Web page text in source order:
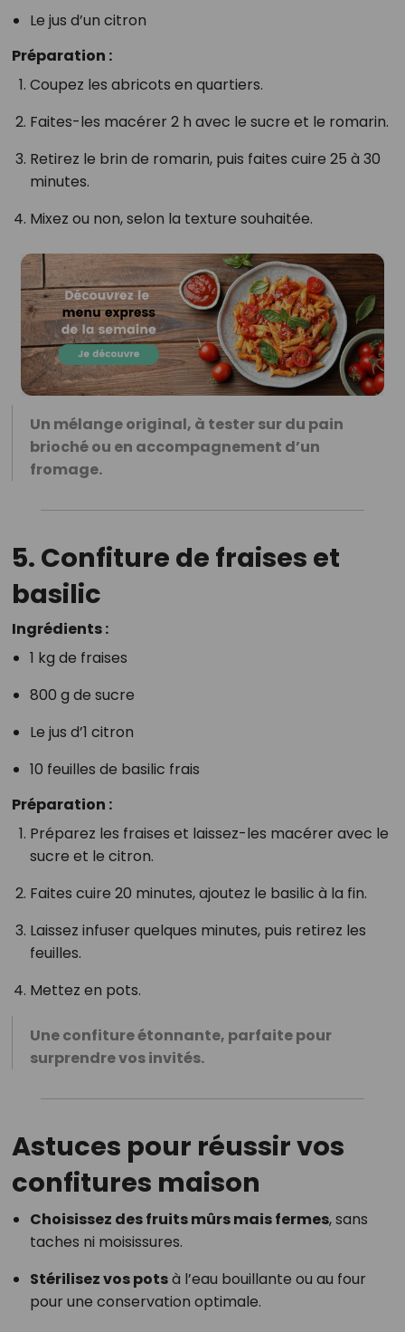
Le jus d’un citron
Préparation :
Coupez les abricots en quartiers.
Faites-les macérer 2 h avec le sucre et le romarin.
Retirez le brin de romarin, puis faites cuire 25 à 30
minutes.
Mixez ou non, selon la texture souhaitée.
Un mélange original, à tester sur du pain
brioché ou en accompagnement d’un
fromage.
5. Confiture de fraises et
basilic
Ingrédients :
1 kg de fraises
800 g de sucre
Le jus d’1 citron
10 feuilles de basilic frais
Préparation :
Préparez les fraises et laissez-les macérer avec le
sucre et le citron.
Faites cuire 20 minutes, ajoutez le basilic à la fin.
Laissez infuser quelques minutes, puis retirez les
feuilles.
Mettez en pots.
Une confiture étonnante, parfaite pour
surprendre vos invités.
Astuces pour réussir vos
confitures maison
Choisissez des fruits mûrs mais fermes, sans
taches ni moisissures.
Stérilisez vos potsà l’eau bouillante ou au four
pour une conservation optimale.